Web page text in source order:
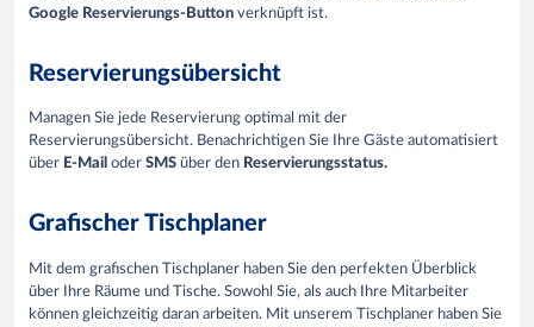
Google Reservierungs-Button verknüpft ist.
Reservierungsübersicht
Managen Sie jede Reservierung optimal mit der
Reservierungsübersicht. Benachrichtigen Sie Ihre Gäste automatisiert
über E-Mail oder SMS über den Reservierungsstatus.
Grafischer Tischplaner
Mit dem grafischen Tischplaner haben Sie den perfekten Überblick
über Ihre Räume und Tische. Sowohl Sie, als auch Ihre Mitarbeiter
können gleichzeitig daran arbeiten. Mit unserem Tischplaner haben Sie